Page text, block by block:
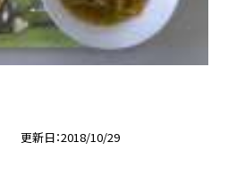
更新日 2018/10/29